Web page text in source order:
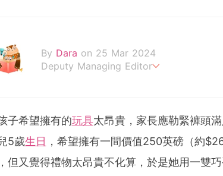
By Dara on 25 Mar 2024
Deputy Managing Editor
子希望擁有的玩具太昂貴，家長應勒緊褲頭
5歲生日 ，希望擁有一間價值250英磅（約
但又覺得禮物太昂貴不化算，於是她用一雙